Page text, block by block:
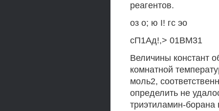
реагентов.
оз о; ю I! гс эо
сП1Ад!,> 01ВМ31
Величины констант
комнатной
моль2,
определить не
триэтиламин-борана